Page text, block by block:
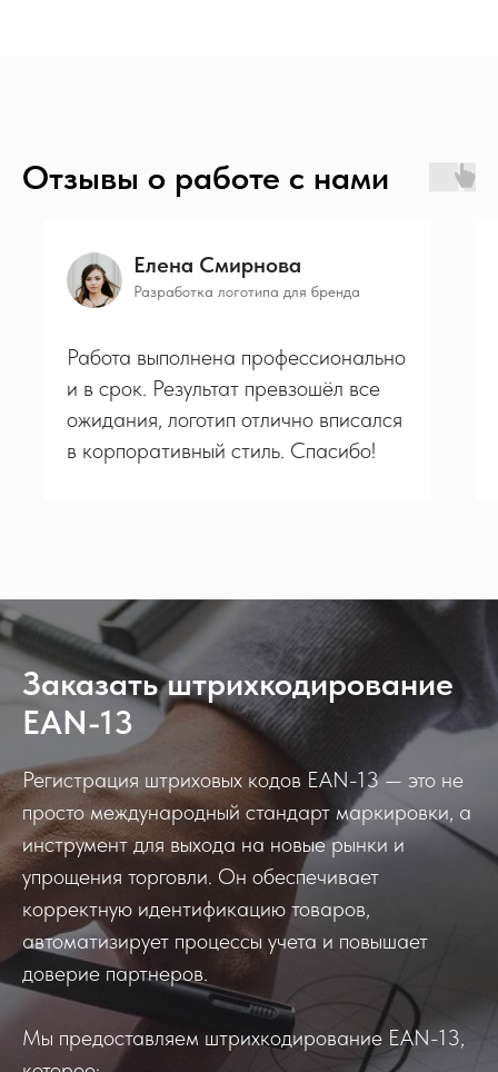
Отзывы о работе с нами
Елена Смирнова
Разработка логотипа для бренда
Работа выполнена профессионально
и в срок. Результат превзошёл все
ожидания, логотип отлично вписался
в корпоративный стиль. Спасибо!
Заказать штрихкодирование
EAN-13
Регистрация штриховых кодов EAN-13 — это не
просто международный стандарт маркировки, а
инструмент для выхода на новые рынки и
упрощения торговли. Он обеспечивает
корректную идентификацию товаров,
автоматизирует процессы учета и повышает
доверие партнеров.
Мы предоставляем штрихкодирование EAN-13,